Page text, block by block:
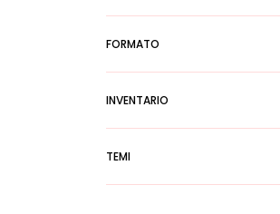
FORMATO
INVENTARIO
TEMI